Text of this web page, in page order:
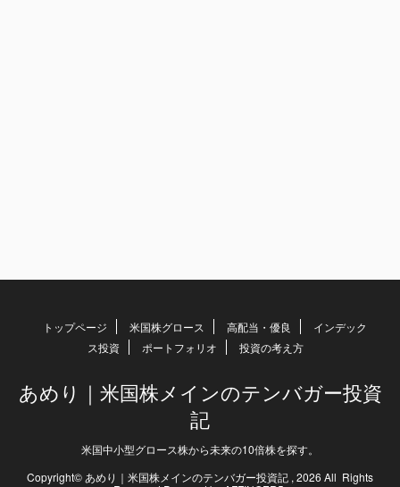
トップページ 米国株グロース 高配当・優良
インデック
ス投資
ポートフォリオ 投資の考え方
あめり｜米国株メインのテンバガー投資
記
米国中小型グロース株から未来の10倍株を探す。
Copyright© あめり｜米国株メインのテンバガー投資記 , 2026 All Rights